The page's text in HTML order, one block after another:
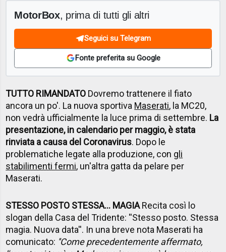
MotorBox, prima di tutti gli altri
Seguici su Telegram
Fonte preferita su Google
TUTTO RIMANDATO Dovremo trattenere il fiato
ancora un po'. La nuova sportiva Maserati, la MC20,
non vedrà ufficialmente la luce prima di settembre. La
presentazione, in calendario per maggio, è stata
rinviata a causa del Coronavirus. Dopo le
problematiche legate alla produzione, con gli
stabilimenti fermi, un'altra gatta da pelare per
Maserati.
STESSO POSTO STESSA... MAGIARecita così lo
slogan della Casa del Tridente: ''Stesso posto. Stessa
magia. Nuova data''. In una breve nota Maserati ha
comunicato: ''Come precedentemente affermato,